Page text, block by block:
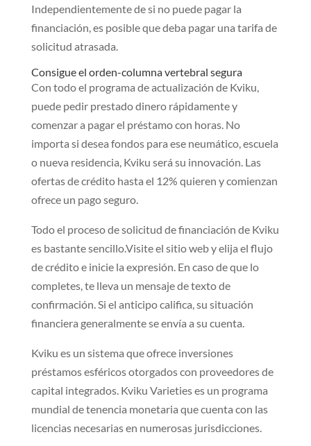
Independientemente de si no puede pagar la
financiación, es posible que deba pagar una tarifa de
solicitud atrasada.
Consigue el orden-columna vertebral segura
Con todo el programa de actualización de Kviku,
puede pedir prestado dinero rápidamente y
comenzar a pagar el préstamo con horas. No
importa si desea fondos para ese neumático, escuela
o nueva residencia, Kviku será su innovación. Las
ofertas de crédito hasta el 12% quieren y comienzan
ofrece un pago seguro.
Todo el proceso de solicitud de financiación de Kviku
es bastante sencillo.Visite el sitio web y elija el flujo
de crédito e inicie la expresión. En caso de que lo
completes, te lleva un mensaje de texto de
confirmación. Si el anticipo califica, su situación
financiera generalmente se envía a su cuenta.
Kviku es un sistema que ofrece inversiones
préstamos esféricos otorgados con proveedores de
capital integrados. Kviku Varieties es un programa
mundial de tenencia monetaria que cuenta con las
licencias necesarias en numerosas jurisdicciones.